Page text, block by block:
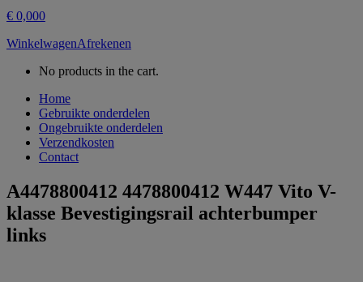
€ 0,000
WinkelwagenAfrekenen
No products in the cart.
Home
Gebruikte onderdelen
Ongebruikte onderdelen
Verzendkosten
Contact
A4478800412 4478800412 W447 Vito V-
klasse Bevestigingsrail achterbumper
links